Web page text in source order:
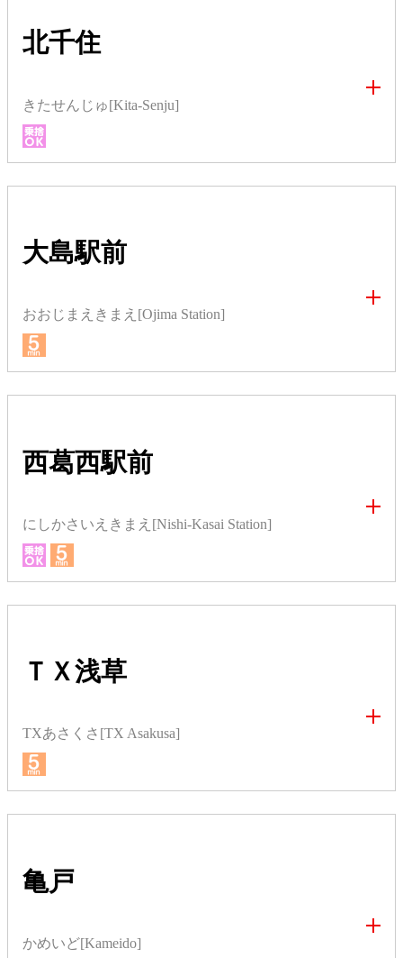
北千住
きたせんじゅ[Kita-Senju]
大島駅前
おおじまえきまえ[Ojima Station]
西葛西駅前
にしかさいえきまえ[Nishi-Kasai Station]
ＴＸ浅草
TXあさくさ[TX Asakusa]
亀戸
かめいど[Kameido]